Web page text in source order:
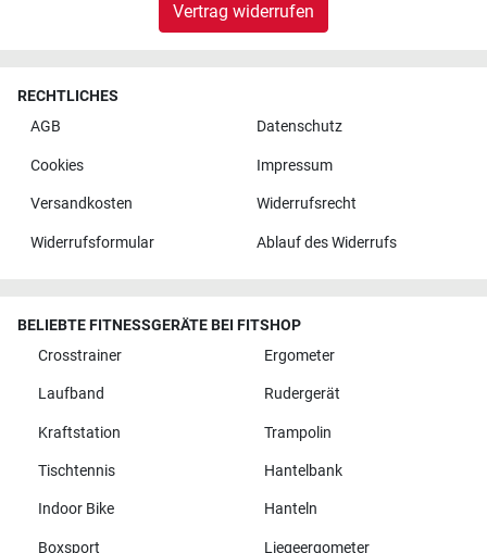
Vertrag widerrufen
RECHTLICHES
AGB
Datenschutz
Cookies Impressum
Versandkosten Widerrufsrecht
Widerrufsformular Ablauf des Widerrufs
BELIEBTE FITNESSGERÄTE BEI FITSHOP
Crosstrainer
Ergometer
Laufband Rudergerät
Kraftstation Trampolin
Tischtennis Hantelbank
Indoor Bike Hanteln
Boxsport Liegeergometer